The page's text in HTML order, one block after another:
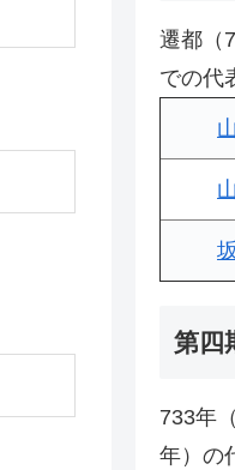
遷都（
での代
第四
733年
年）の